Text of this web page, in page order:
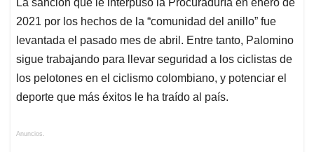
La sanción que le interpuso la Procuraduría en enero de
2021 por los hechos de la “comunidad del anillo” fue
levantada el pasado mes de abril. Entre tanto, Palomino
sigue trabajando para llevar seguridad a los ciclistas de
los pelotones en el ciclismo colombiano, y potenciar el
deporte que más éxitos le ha traído al país.
Anuncios.